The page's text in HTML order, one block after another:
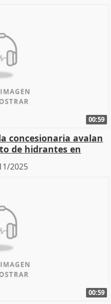
00:59
concesionaria avalan
de hidrantes en
2025
00:59